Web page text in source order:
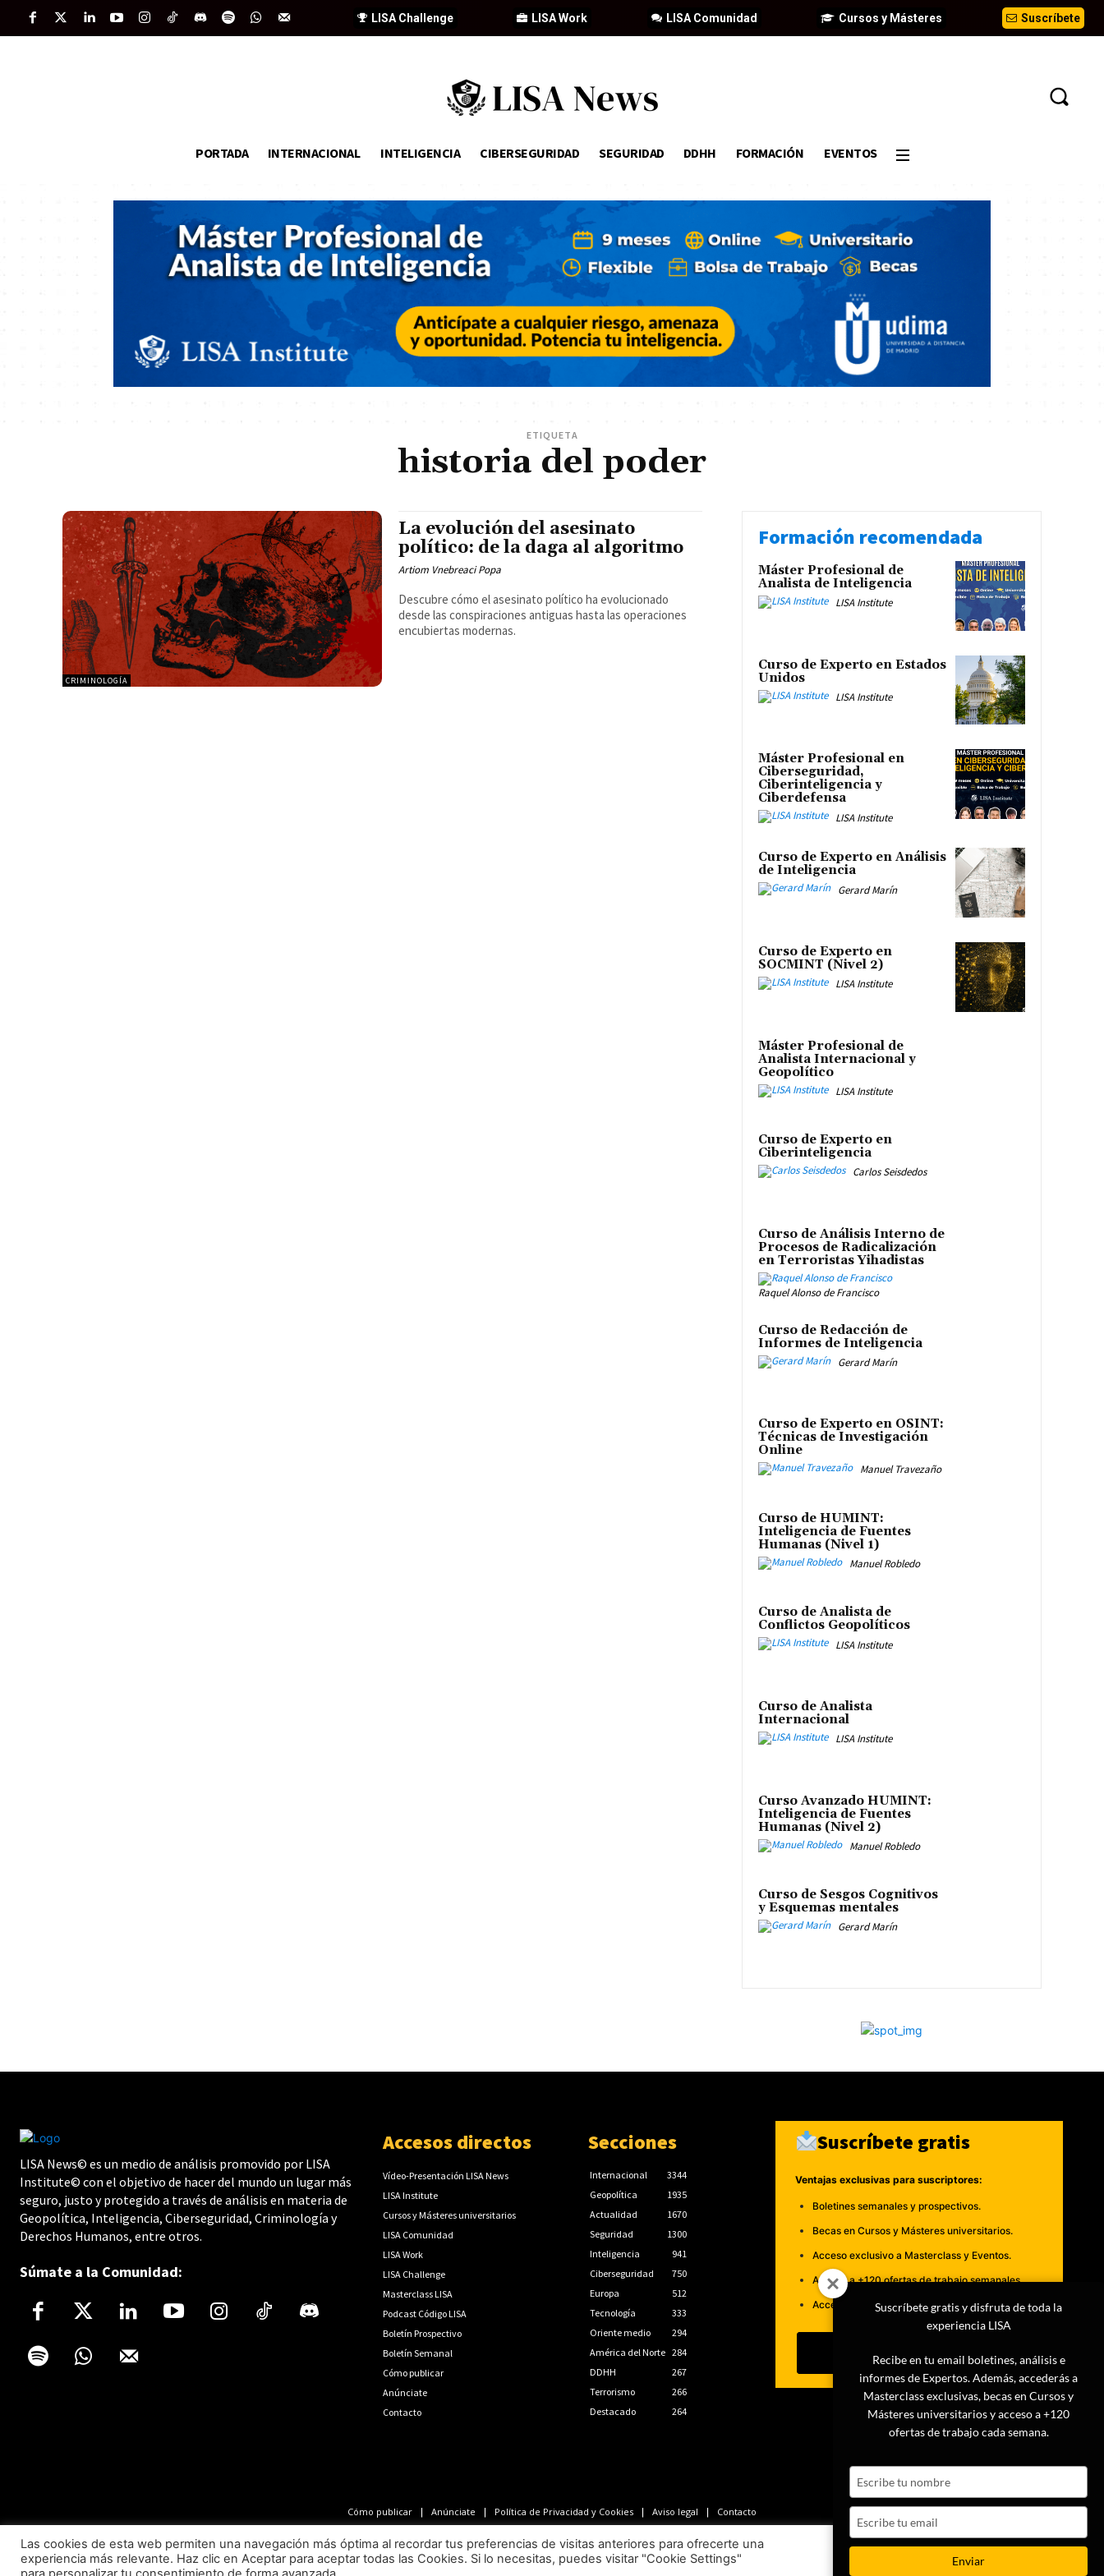
Suscríbete
Cursos y Másteres
LISA Comunidad
LISA Work
LISA Challenge
PORTADA INTERNACIONAL INTELIGENCIA CIBERSEGURIDAD SEGURIDAD DDHH FORMACIÓN EVENTOS
ETIQUETA
historia del poder
CRIMINOLOGÍA
La evolución del asesinato
político: de la daga al algoritmo
Artiom Vnebreaci Popa
Descubre cómo el asesinato político ha evolucionado
desde las conspiraciones antiguas hasta las operaciones
encubiertas modernas.
Formación recomendada
Máster Profesional de
Analista de Inteligencia
LISA Institute
Curso de Experto en Estados
Unidos
LISA Institute
Máster Profesional en
Ciberseguridad,
Ciberinteligencia y
Ciberdefensa
LISA Institute
Curso de Experto en Análisis
de Inteligencia
Gerard Marín
Curso de Experto en
SOCMINT (Nivel 2)
LISA Institute
Máster Profesional de
Analista Internacional y
Geopolítico
LISA Institute
Curso de Experto en
Ciberinteligencia
Carlos Seisdedos
Curso de Análisis Interno de
Procesos de Radicalización
en Terroristas Yihadistas
Raquel Alonso de Francisco
Curso de Redacción de
Informes de Inteligencia
Gerard Marín
Curso de Experto en OSINT:
Técnicas de Investigación
Online
Manuel Travezaño
Curso de HUMINT:
Inteligencia de Fuentes
Humanas (Nivel 1)
Manuel Robledo
Curso de Analista de
Conflictos Geopolíticos
LISA Institute
Curso de Analista
Internacional
LISA Institute
Curso Avanzado HUMINT:
Inteligencia de Fuentes
Humanas (Nivel 2)
Manuel Robledo
Curso de Sesgos Cognitivos
y Esquemas mentales
Gerard Marín
LISA News© es un medio de análisis promovido por LISA
Institute© con el objetivo de hacer del mundo un lugar más
seguro, justo y protegido a través de análisis en materia de
Geopolítica, Inteligencia, Ciberseguridad, Criminología y
Derechos Humanos, entre otros.
Súmate a la Comunidad:
Accesos directos
Vídeo-Presentación LISA News
LISA Institute
Cursos y Másteres universitarios
LISA Comunidad
LISA Work
LISA Challenge
Masterclass LISA
Podcast Código LISA
Boletín Prospectivo
Boletín Semanal
Cómo publicar
Anúnciate
Contacto
Secciones
Internacional
3344
Geopolítica
1935
Actualidad
1670
Seguridad
1300
Inteligencia
941
Ciberseguridad
750
Europa
512
Tecnología
333
Oriente medio
294
América del Norte 284
DDHH
267
Terrorismo
266
Destacado
264
Suscríbete gratis
Ventajas exclusivas para suscriptores:
Boletines semanales y prospectivos.
Becas en Cursos y Másteres universitarios.
Acceso exclusivo a Masterclass y Eventos.
Acceso a +120 ofertas de trabajo semanales.
Acceso a LISA Comunidad y LISA Challenge.
Suscribirme
Cómo publicar Anúnciate Política de Privacidad y Cookies Aviso legal Contacto
LISA News©. Creative Commons BY-NC-ND.
Suscríbete gratis y disfruta de toda la
experiencia LISA
Recibe en tu email boletines, análisis e
informes de Expertos. Además, accederás a
Masterclass exclusivas, becas en Cursos y
Másteres universitarios y acceso a +120
ofertas de trabajo cada semana.
name
email
Enviar
Las cookies de esta web permiten una navegación más óptima al recordar tus preferencias de visitas anteriores para ofrecerte una
experiencia más relevante. Haz clic en Aceptar para aceptar todas las Cookies. Si lo necesitas, puedes visitar "Cookie Settings"
Ajustes